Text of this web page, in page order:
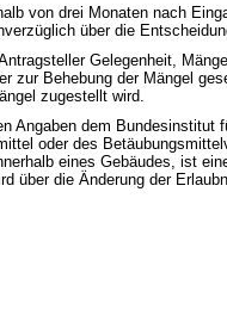
von drei Monaten nach
über die
Gelegenheit,
zur Behebung der Mängel
zugestellt wird.
Angaben dem
oder des
eines Gebäudes, ist
über die Änderung der